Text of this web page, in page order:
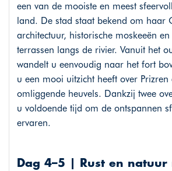
een van de mooiste en meest
land. De stad staat bekend om haar
architectuur, historische moskeeën
terrassen langs de rivier. Vanuit het
wandelt u eenvoudig naar het fort
u een mooi uitzicht heeft over Prizren
omliggende heuvels. Dankzij twee
u voldoende tijd om de ontspannen
ervaren.
Dag 4–5 | Rust en natuur